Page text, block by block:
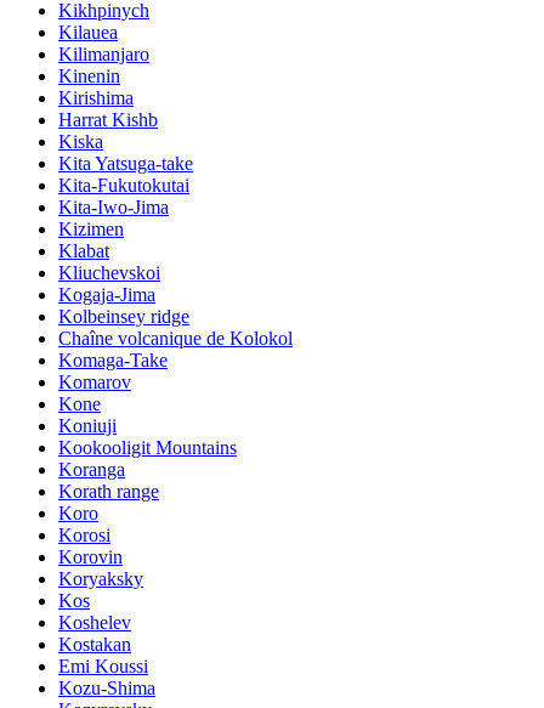
Kikhpinych
Kilauea
Kilimanjaro
Kinenin
Kirishima
Harrat Kishb
Kiska
Kita Yatsuga-take
Kita-Fukutokutai
Kita-Iwo-Jima
Kizimen
Klabat
Kliuchevskoi
Kogaja-Jima
Kolbeinsey ridge
Chaîne volcanique de Kolokol
Komaga-Take
Komarov
Kone
Koniuji
Kookooligit Mountains
Koranga
Korath range
Koro
Korosi
Korovin
Koryaksky
Kos
Koshelev
Kostakan
Emi Koussi
Kozu-Shima